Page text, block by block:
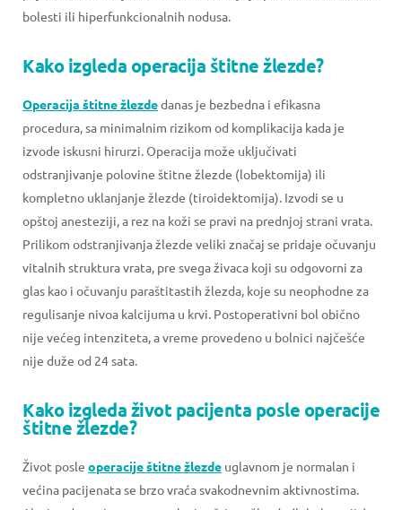
bolesti ili hiperfunkcionalnih nodusa.
Kako izgleda operacija štitne žlezde?
Operacija štitne žlezdedanas je bezbedna i efikasna
procedura, sa minimalnim rizikom od komplikacija kada je
izvode iskusni hirurzi. Operacija može uključivati
odstranjivanje polovine štitne žlezde (lobektomija) ili
kompletno uklanjanje žlezde (tiroidektomija). Izvodi se u
opštoj anesteziji, a rez na koži se pravi na prednjoj strani vrata.
Prilikom odstranjivanja žlezde veliki značaj se pridaje očuvanju
vitalnih struktura vrata, pre svega živaca koji su odgovorni za
glas kao i očuvanju paraštitastih žlezda, koje su neophodne za
regulisanje nivoa kalcijuma u krvi. Postoperativni bol obično
nije većeg intenziteta, a vreme provedeno u bolnici najčešće
nije duže od 24 sata.
Kako izgleda život pacijenta posle operacije
štitne žlezde?
Život posle operacije štitne žlezde uglavnom je normalan i
većina pacijenata se brzo vraća svakodnevnim aktivnostima.